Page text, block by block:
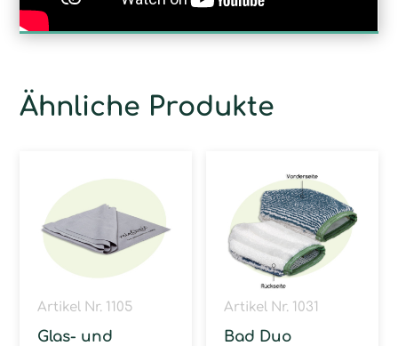
Ähnliche Produkte
Artikel Nr. 1105
Glas- und
Artikel Nr. 1031
Bad Duo